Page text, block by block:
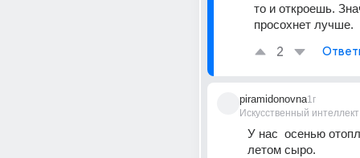
то и откроешь.
просохнет лучше.
2
piramidonovna
Искусственный интеллект
1г
У нас  осенью
летом сыро.